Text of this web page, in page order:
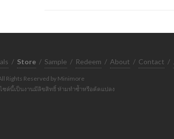
/ Store / Sample / Redeem / About / Contact /
Rights Reserved by Minimore
ซต์นี้เป็นงานมีลิขสิทธิ์ ห้ามทำซ้ำหรือดัดแปลง